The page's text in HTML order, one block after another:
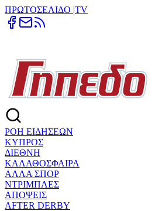
ΠΡΩΤΟΣΕΛΙΔΟ |TV
ΡΟΗ ΕΙΔΗΣΕΩΝ
ΚΥΠΡΟΣ
ΔΙΕΘΝΗ
ΚΑΛΑΘΟΣΦΑΙΡΑ
ΑΛΛΑ ΣΠΟΡ
ΝΤΡΙΜΠΛΕΣ
ΑΠΟΨΕΙΣ
AFTER DERBY